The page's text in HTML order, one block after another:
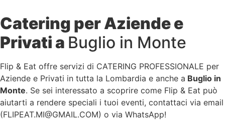
Catering per Aziende e
Privati a Buglio in Monte
Flip & Eat offre servizi di CATERING PROFESSIONALE per
Aziende e Privati in tutta la Lombardia e anche a Buglio in
Monte. Se sei interessato a scoprire come Flip & Eat può
aiutarti a rendere speciali i tuoi eventi, contattaci via email
(FLIPEAT.MI@GMAIL.COM) o via WhatsApp!